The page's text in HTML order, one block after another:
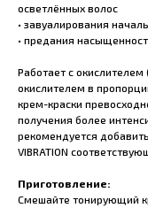
осветлённых волос
• завуалирования
• предания
Работает с окислителем
окислителем в
крем-краски
получения более
рекомендуется
VIBRATION
Приготовление:
Смешайте тонирующий